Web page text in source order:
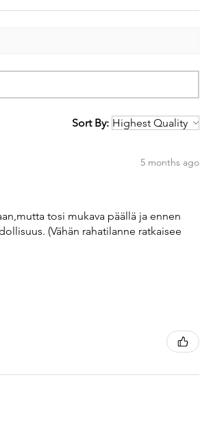
Sort By:
5 months ago
tosi mukava päällä ja ennen
(Vähän rahatilanne ratkaisee